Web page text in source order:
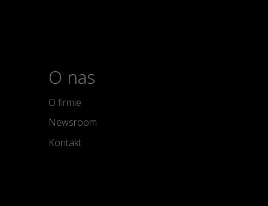
O nas
O firmie
Newsroom
Kontakt